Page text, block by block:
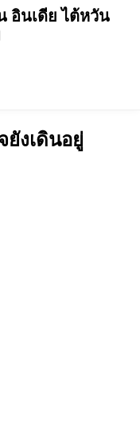
อินเดีย ไต้หวัน
ยังเดินอยู่